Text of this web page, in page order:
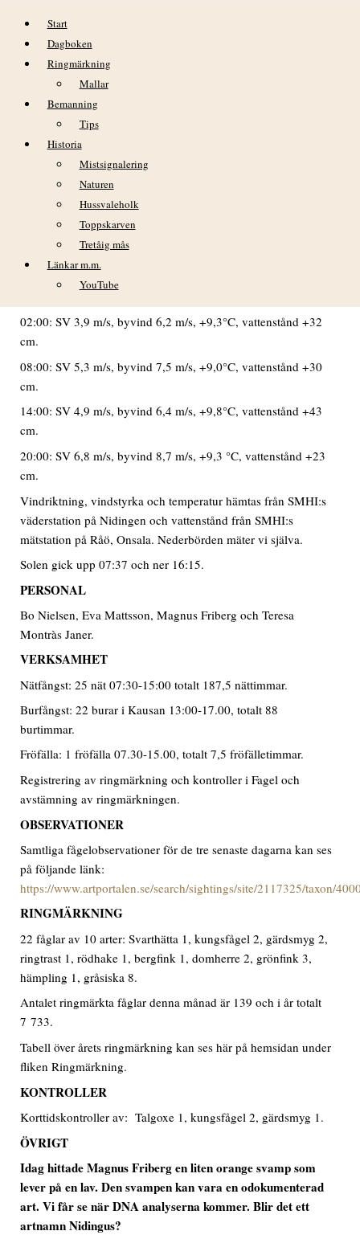
Hoppa till innehåll
Start
Dagboken
Ringmärkning
Mallar
Bemanning
Tips
Historia
Mistsignalering
Naturen
Hussvaleholk
Toppskarven
Tretåig mås
Länkar m.m.
YouTube
DAGBOK NIDINGENS FÅGELSTATION
TISDAGEN 7 NOVEMBER 2023
VÄDER
Mulet och lätt regn på morgonen. Därefter uppklarnande.
NEDERBÖRD: Kl. 08: 0,5 mm regn (kl. 08-08).
02:00: SV 3,9 m/s, byvind 6,2 m/s, +9,3°C, vattenstånd +32
cm.
08:00: SV 5,3 m/s, byvind 7,5 m/s, +9,0°C, vattenstånd +30
cm.
14:00: SV 4,9 m/s, byvind 6,4 m/s, +9,8°C, vattenstånd +43
cm.
20:00: SV 6,8 m/s, byvind 8,7 m/s, +9,3 °C, vattenstånd +23
cm.
Vindriktning, vindstyrka och temperatur hämtas från SMHI:s
väderstation på Nidingen och vattenstånd från SMHI:s
mätstation på Råö, Onsala. Nederbörden mäter vi själva.
Solen gick upp 07:37 och ner 16:15.
PERSONAL
Bo Nielsen, Eva Mattsson, Magnus Friberg och Teresa
Montràs Janer.
VERKSAMHET
Nätfångst: 25 nät 07:30-15:00 totalt 187,5 nättimmar.
Burfångst: 22 burar i Kausan 13:00-17.00, totalt 88
burtimmar.
Fröfälla: 1 fröfälla 07.30-15.00, totalt 7,5 fröfälletimmar.
Registrering av ringmärkning och kontroller i Fagel och
avstämning av ringmärkningen.
OBSERVATIONER
Samtliga fågelobservationer för de tre senaste dagarna kan ses
på följande länk:
https://www.artportalen.se/search/sightings/site/2117325/taxon/
RINGMÄRKNING
22 fåglar av 10 arter: Svarthätta 1, kungsfågel 2, gärdsmyg 2,
ringtrast 1, rödhake 1, bergfink 1, domherre 2, grönfink 3,
hämpling 1, gråsiska 8.
Antalet ringmärkta fåglar denna månad är 139 och i år totalt
7 733.
Tabell över årets ringmärkning kan ses här på hemsidan under
fliken Ringmärkning.
KONTROLLER
Korttidskontroller av: Talgoxe 1, kungsfågel 2, gärdsmyg 1.
ÖVRIGT
Idag hittade Magnus Friberg en liten orange svamp som
lever på en lav. Den svampen kan vara en odokumenterad
art. Vi får se när DNA analyserna kommer. Blir det ett
artnamn Nidingus?